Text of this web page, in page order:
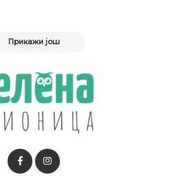
Прикажи још